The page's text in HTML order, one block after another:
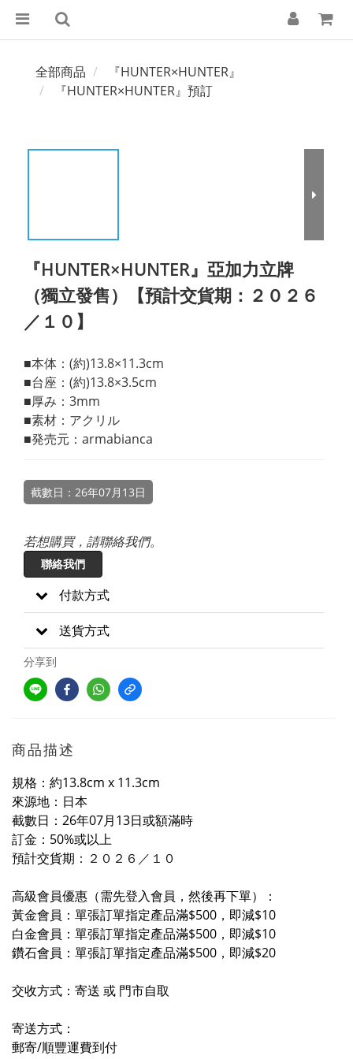
全部商品
『HUNTER×HUNTER』
『HUNTER×HUNTER』預訂
『HUNTER×HUNTER』亞加力立牌
（獨立發售）【預計交貨期：２０２６
／１０】
■本体：(約)13.8×11.3cm
■台座：(約)13.8×3.5cm
■厚み：3mm
■素材：アクリル
■発売元：armabianca
截數日：26年07月13日
若想購買，請聯絡我們。
聯絡我們
付款方式
送貨方式
分享到
商品描述
規格：約13.8cm x 11.3cm
來源地：日本
截數日：26年07月13日或額滿時
訂金：50%或以上
預計交貨期 ：２０２６／ １ ０
高級會員優惠（需先登入會員，然後再下單）：
黃金會員：單張訂單指定產品滿$500，即減$10
白金會員：單張訂單指定產品滿$500，即減$10
鑽石會員：單張訂單指定產品滿$500，即減$20
交收方式：寄送 或 門市自取
寄送方式：
郵寄/順豐運費到付